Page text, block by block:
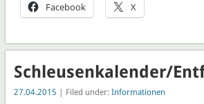
Facebook X
Schleusenkalender/
27.04.2015 | Filed under: Informationen